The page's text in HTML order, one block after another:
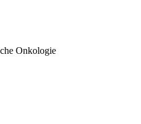
Onkologie